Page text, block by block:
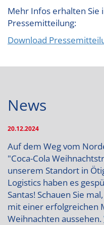
Mehr Infos erhalten Sie
Pressemitteilung:
Download
News
20.12.2024
Auf dem Weg vom
"Coca-Cola
unserem Standort in
Logistics haben es
Santas! Schauen Sie
mit einer erfolgreichen
Weihnachten aussehen.